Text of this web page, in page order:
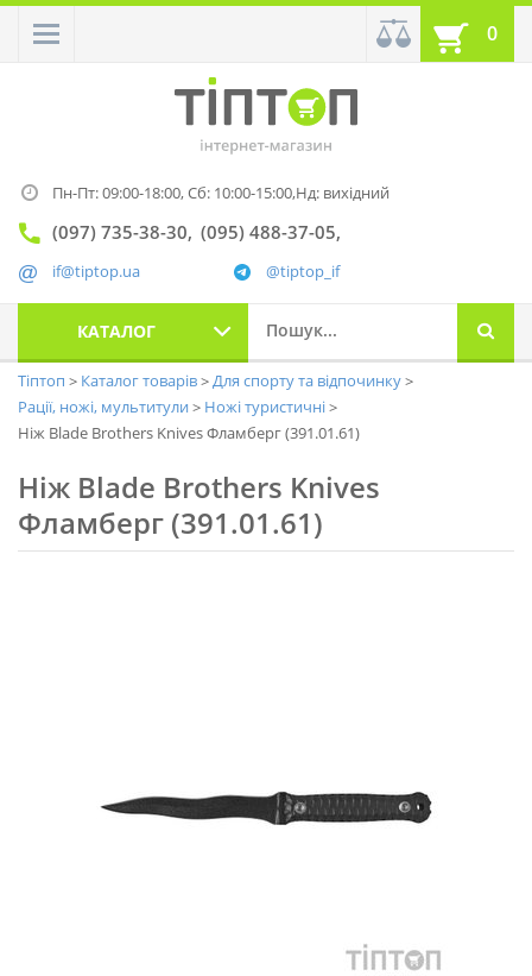
0
Пн-Пт: 09:00-18:00,Сб: 10:00-15:00,Нд: вихідний
(097) 735-38-30 (095) 488-37-05
@tiptop_if
if@tiptop.ua
КАТАЛОГ
Тіптоп Каталог товарів
Для спорту та відпочинку
Рації, ножі, мультитули
Ножі туристичні
Ніж Blade Brothers Knives Фламберг (391.01.61)
Ніж Blade Brothers Knives
Фламберг (391.01.61)